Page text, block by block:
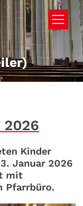
Kinder
Januar 2026
mit
Pfarrbüro.